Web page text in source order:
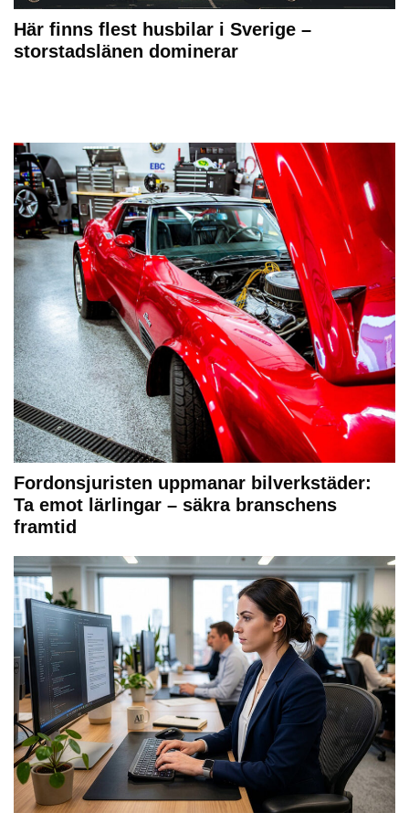
Här finns flest husbilar i Sverige –
storstadslänen dominerar
Fordonsjuristen uppmanar bilverkstäder:
Ta emot lärlingar – säkra branschens
framtid